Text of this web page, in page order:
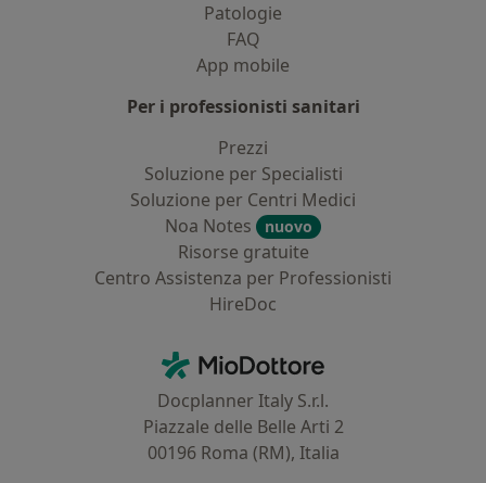
Patologie
FAQ
App mobile
Per i professionisti sanitari
Prezzi
Soluzione per Specialisti
Soluzione per Centri Medici
Noa Notes
nuovo
Risorse gratuite
Centro Assistenza per Professionisti
HireDoc
MioDottore - Homepage
Docplanner Italy S.r.l.
Piazzale delle Belle Arti 2
00196 Roma (RM), Italia